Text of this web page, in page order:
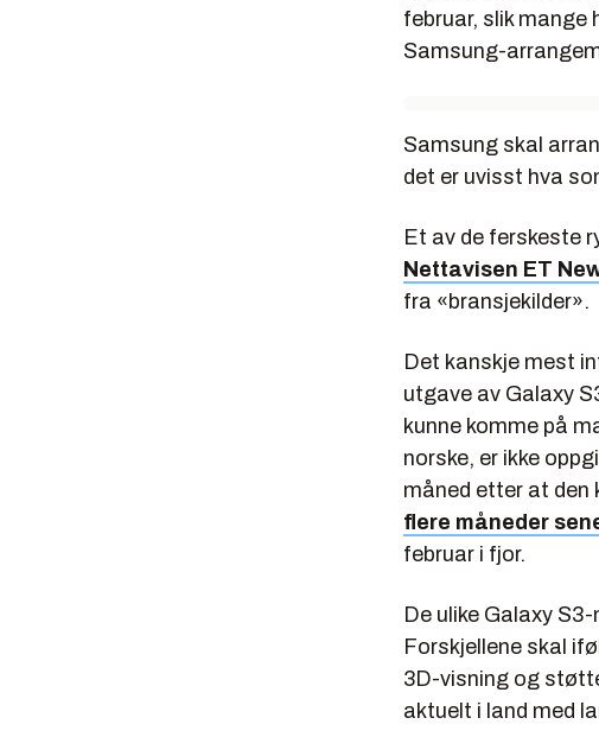
februar, slik mange
Samsung-
Samsung skal
det er uvisst hva
Et av de ferskeste
Nettavisen ET
fra «bransjekilder».
Det kanskje mest
utgave av Galaxy
kunne komme på
norske, er ikke
måned etter at den
flere måneder
februar i fjor.
De ulike Galaxy
Forskjellene skal
3D-visning og
aktuelt i land med